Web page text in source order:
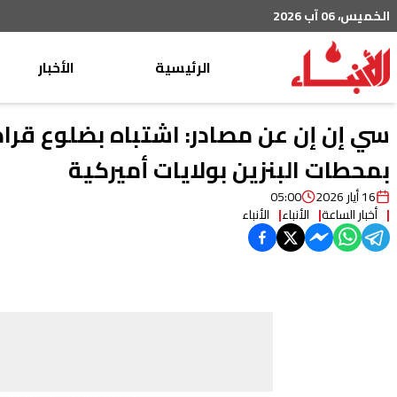
الخميس، 06 آب 2026
الرئيسية
الأخبار
محليات
عربي دولي
إقتصاد
سي إن إن عن مصادر: اشتباه بضلوع
بمحطات البنزين بولايات أميركية
16 أيار 2026 05:00
أخبار الساعة الأنباء الأنباء